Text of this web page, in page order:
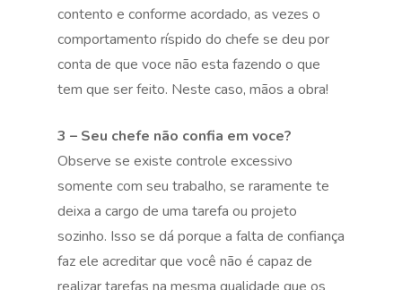
contento e conforme acordado, as vezes o
comportamento ríspido do chefe se deu por
conta de que voce não esta fazendo o que
tem que ser feito. Neste caso, mãos a obra!
3 – Seu chefe não confia em voce?
Observe se existe controle excessivo
somente com seu trabalho, se raramente te
deixa a cargo de uma tarefa ou projeto
sozinho. Isso se dá porque a falta de confiança
faz ele acreditar que você não é capaz de